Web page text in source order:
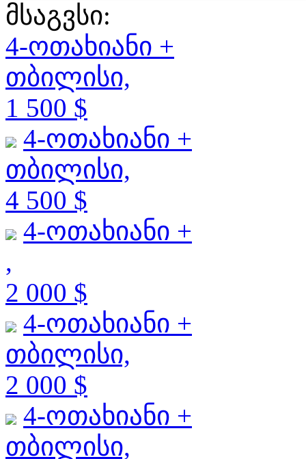
მსაგვსი:
4-ოთახიანი +
თბილისი,
1 500 $
4-ოთახიანი +
თბილისი,
4 500 $
4-ოთახიანი +
,
2 000 $
4-ოთახიანი +
თბილისი,
2 000 $
4-ოთახიანი +
თბილისი,